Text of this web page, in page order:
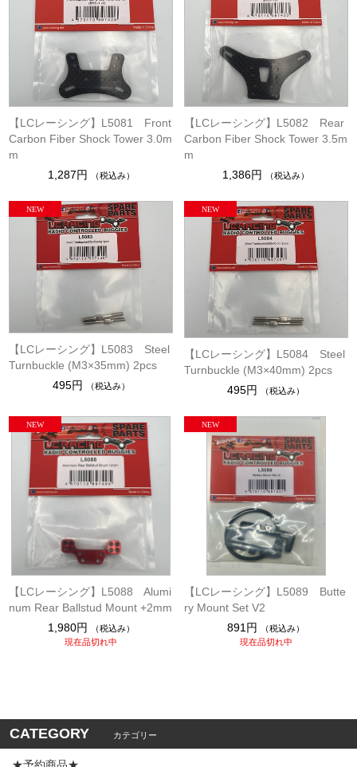
【LCレーシング】L5081 Front
Carbon Fiber Shock Tower 3.0m
m
1,287円
（税込み）
【LCレーシング】L5082 Rear
Carbon Fiber Shock Tower 3.5m
m
1,386円
（税込み）
【LCレーシング】L5083 Steel
Turnbuckle (M3×35mm) 2pcs
495円
（税込み）
【LCレーシング】L5084 Steel
Turnbuckle (M3×40mm) 2pcs
495円
（税込み）
【LCレーシング】L5088 Alumi
num Rear Ballstud Mount +2mm
1,980円
（税込み）
現在品切れ中
【LCレーシング】L5089 Butte
ry Mount Set V2
891円
（税込み）
現在品切れ中
CATEGORY カテゴリー